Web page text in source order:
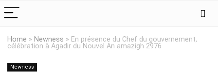
Home » Newness » En présence du Chef du gouvernement,
célébration à Agadir du Nouvel An amazigh 2976
Newness